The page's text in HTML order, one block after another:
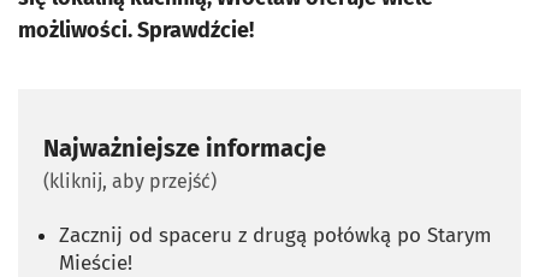
możliwości. Sprawdźcie!
Najważniejsze informacje
(kliknij, aby przejść)
Zacznij od spaceru z drugą połówką po Starym
Mieście!